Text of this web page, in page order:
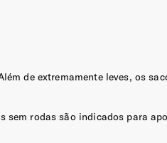
de extremamente leves, os
sem rodas são indicados para